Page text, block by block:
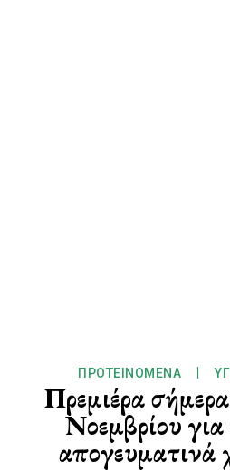
ΠΡΟΤΕΙΝΌΜΕΝΑ
Πρεμιέρα
Νοεμβρίου
απογευματινά